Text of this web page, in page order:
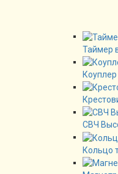
Таймер
Коуплер
СВЧ
Кольцо